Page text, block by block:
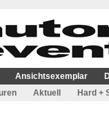
Ansichtsexemplar
Aktuell Hard +